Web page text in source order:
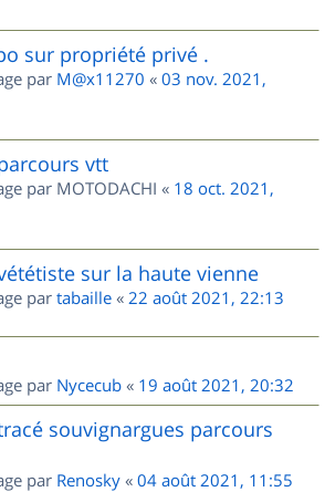
sur propriété privé .
par M@x11270 « 03 nov. 2021,
vtt
par MOTODACHI « 18 oct. 2021,
sur la haute vienne
par tabaille « 22 août 2021, 22:13
par Nycecub « 19 août 2021, 20:32
souvignargues parcours
par Renosky « 04 août 2021, 11:55